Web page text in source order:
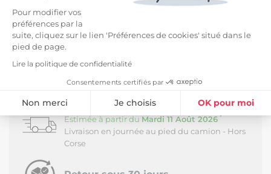
Pour modifier vos
préférences par la
suite, cliquez sur le lien 'Préférences de cookies' situé dans le
pied de page.
Lire la politique de confidentialité
Consentements certifiés par
Non merci Je choisis OK pour moi
Axeptio consent
Plateforme de Gestion du Consentement : Personnalisez vos
Notre plateforme vous permet d'adapter et de gérer vos
Entretien facile : Lavage à 40°C avec couleurs
similaires, sèche-linge possible.
Salon, Art de la table, Chambre : la gamme de linge
de maison Ourea a des solutions pour tout !
LIVRAISON ET RETOURS
Livraison Standard -
Estimée à partir du Mardi 11 Août 2026 *
Livraison en journée au pied du camion - Hors
Corse